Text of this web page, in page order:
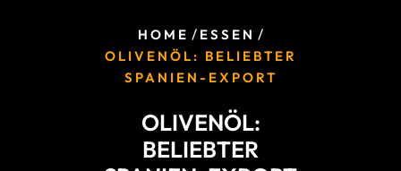
HOME / ESSEN /
OLIVENÖL: BELIEBTER
SPANIEN-EXPORT
OLIVENÖL:
BELIEBTER